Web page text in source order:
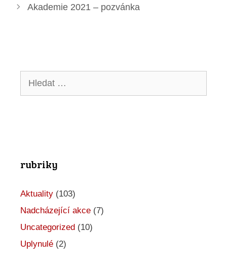
Akademie 2021 – pozvánka
Hledat:
rubriky
Aktuality (103)
Nadcházející akce (7)
Uncategorized (10)
Uplynulé (2)